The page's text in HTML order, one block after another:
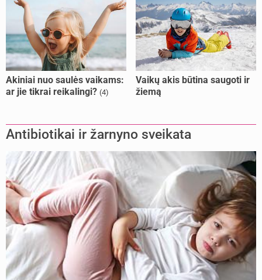
Akiniai nuo saulės vaikams:
ar jie tikrai reikalingi? (4)
Vaikų akis būtina saugoti ir
žiemą
Antibiotikai ir žarnyno sveikata